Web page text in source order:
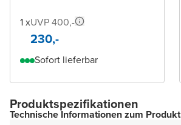
1 xUVP 400,-
230,-
Sofort lieferbar
Produktspezifikationen
Technische Informationen zum Produkt